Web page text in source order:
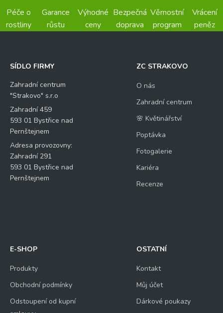
Péče o
rostliny
Garance
růstu
Výhodné
ceny
Bezpečná
doprava
Věrnostní
program
Vrácení
peněz
SÍDLO FIRMY
Zahradní centrum
"Strakovo" s.r.o
Zahradní 459
593 01 Bystřice nad
Pernštejnem
Adresa provozovny:
Zahradní 291
593 01 Bystřice nad
Pernštejnem
ZC STRAKOVO
O nás
Zahradní centrum
🌸 Květinářství
Poptávka
Fotogalerie
Kariéra
Recenze
E-SHOP
Produkty
Obchodní podmínky
Odstoupení od kupní
OSTATNÍ
Kontakt
Můj účet
Dárkové poukazy